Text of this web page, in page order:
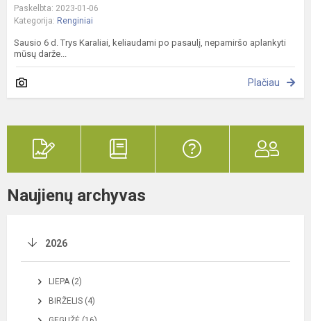
Paskelbta: 2023-01-06
Kategorija: Renginiai
Sausio 6 d. Trys Karaliai, keliaudami po pasaulį, nepamiršo aplankyti
mūsų darže...
Plačiau
Naujienų archyvas
2026
LIEPA (2)
BIRŽELIS (4)